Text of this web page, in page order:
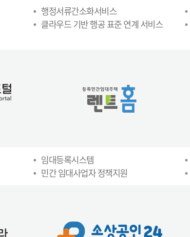
행정서류간소화서비스
클라우드 기반 행공 표준 연계 서비스
임대등록시스템
민간 임대사업자 정책지원